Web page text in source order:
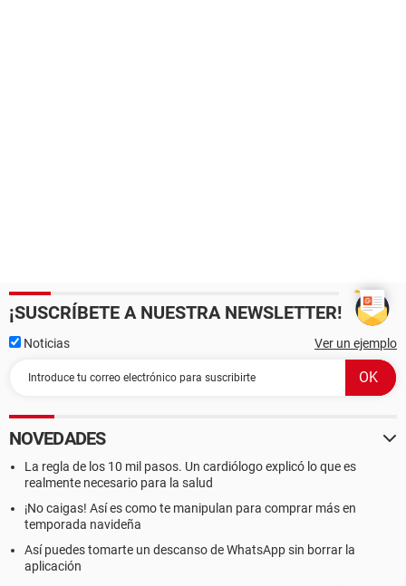
¡SUSCRÍBETE A NUESTRA NEWSLETTER!
Noticias Ver un ejemplo
NOVEDADES
La regla de los 10 mil pasos. Un cardiólogo explicó lo que es
realmente necesario para la salud
¡No caigas! Así es como te manipulan para comprar más en
temporada navideña
Así puedes tomarte un descanso de WhatsApp sin borrar la
aplicación